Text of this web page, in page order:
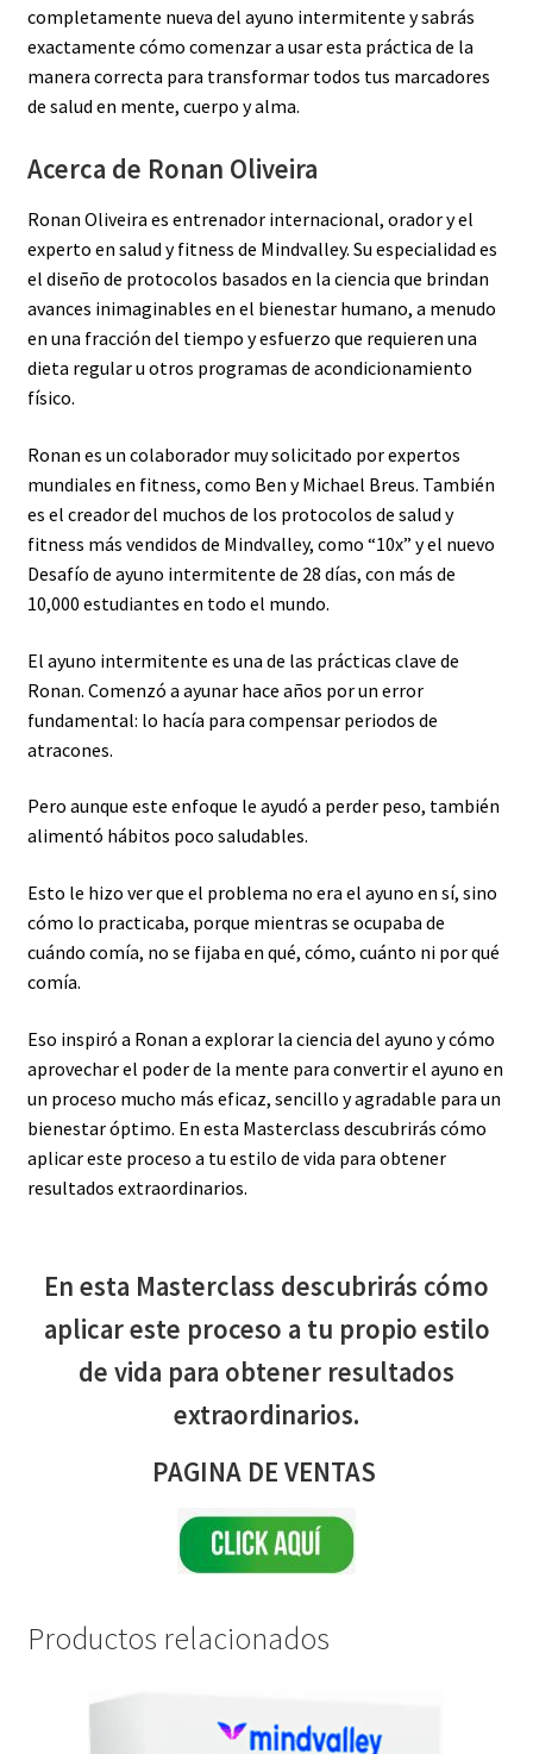
completamente nueva del ayuno intermitente y sabrás
exactamente cómo comenzar a usar esta práctica de la
manera correcta para transformar todos tus marcadores
de salud en mente, cuerpo y alma.
Acerca de Ronan Oliveira
Ronan Oliveira es entrenador internacional, orador y el
experto en salud y fitness de Mindvalley. Su especialidad es
el diseño de protocolos basados en la ciencia que brindan
avances inimaginables en el bienestar humano, a menudo
en una fracción del tiempo y esfuerzo que requieren una
dieta regular u otros programas de acondicionamiento
físico.
Ronan es un colaborador muy solicitado por expertos
mundiales en fitness, como Ben y Michael Breus. También
es el creador del muchos de los protocolos de salud y
fitness más vendidos de Mindvalley, como “10x” y el nuevo
Desafío de ayuno intermitente de 28 días, con más de
10,000 estudiantes en todo el mundo.
El ayuno intermitente es una de las prácticas clave de
Ronan. Comenzó a ayunar hace años por un error
fundamental: lo hacía para compensar periodos de
atracones.
Pero aunque este enfoque le ayudó a perder peso, también
alimentó hábitos poco saludables.
Esto le hizo ver que el problema no era el ayuno en sí, sino
cómo lo practicaba, porque mientras se ocupaba de
cuándo comía, no se fijaba en qué, cómo, cuánto ni por qué
comía.
Eso inspiró a Ronan a explorar la ciencia del ayuno y cómo
aprovechar el poder de la mente para convertir el ayuno en
un proceso mucho más eficaz, sencillo y agradable para un
bienestar óptimo. En esta Masterclass descubrirás cómo
aplicar este proceso a tu estilo de vida para obtener
resultados extraordinarios.
En esta Masterclass descubrirás cómo
aplicar este proceso a tu propio estilo
de vida para obtener resultados
extraordinarios.
PAGINA DE VENTAS
Productos relacionados